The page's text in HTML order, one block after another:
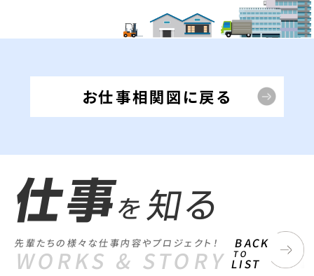
お仕事相関図に戻る
仕事を 知る
先輩たちの様々な仕事内容やプロジェクト！
WORKS & STORY
BACK
TO
LIST